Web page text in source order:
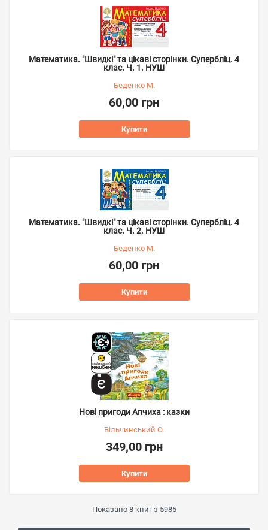
Математика. "Швидкі" та цікаві сторінки. Супербліц. 4
клас. Ч. 1. НУШ
Беденко М.
60,00 грн
Купити
Математика. "Швидкі" та цікаві сторінки. Супербліц. 4
клас. Ч. 2. НУШ
Беденко М.
60,00 грн
Купити
Нові пригоди Апчиха : казки
Вільчинський О.
349,00 грн
Купити
Показано 8книг з 5985